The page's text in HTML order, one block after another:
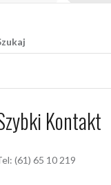
Kontakt
(61) 65 10 219